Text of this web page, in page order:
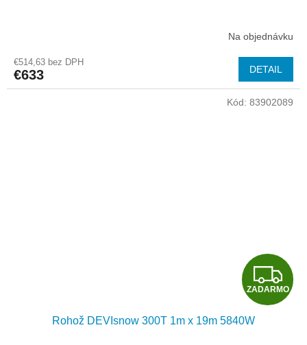
A
R
M
Na objednávku
€514,63 bez DPH
€633 DETAIL
Z
A
ZADARMO
Rohož DEVIsnow 300T 1m x 19m 5840W
Kód: 83902089